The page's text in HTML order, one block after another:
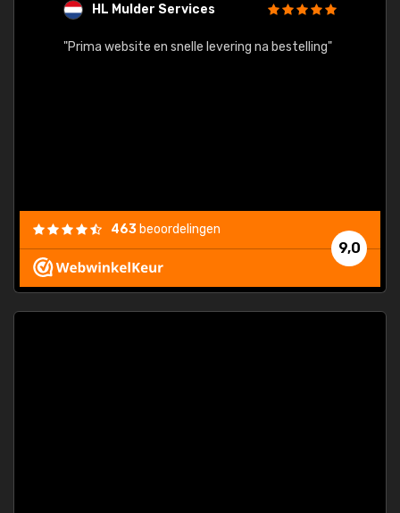
HL Mulder Services
"Prima website en snelle levering na bestelling"
9,0
463 beoordelingen